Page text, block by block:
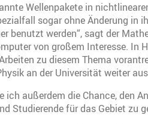
Wellenpakete in
sogar ohne Änderung in
benutzt werden“, sagt der
von großem Interesse. In
zu diesem Thema
an der Universität weiter
ich außerdem die Chance, den
Studierende für das Gebiet zu